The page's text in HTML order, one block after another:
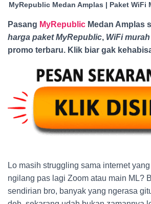
MyRepublic Medan Amplas | Paket WiFi
Pasang MyRepublic Medan Amplas
harga paket MyRepublic, WiFi
promo terbaru. Klik biar gak
Lo masih struggling sama internet
ngilang pas lagi Zoom atau main ML?
sendirian bro, banyak yang ngerasa